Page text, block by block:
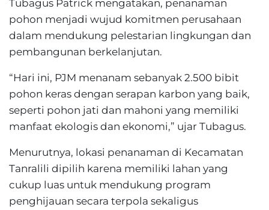
Tubagus Patrick mengatakan, penanaman
pohon menjadi wujud komitmen perusahaan
dalam mendukung pelestarian lingkungan dan
pembangunan berkelanjutan.
“Hari ini, PJM menanam sebanyak 2.500 bibit
pohon keras dengan serapan karbon yang baik,
seperti pohon jati dan mahoni yang memiliki
manfaat ekologis dan ekonomi,” ujar Tubagus.
Menurutnya, lokasi penanaman di Kecamatan
Tanralili dipilih karena memiliki lahan yang
cukup luas untuk mendukung program
penghijauan secara terpola sekaligus